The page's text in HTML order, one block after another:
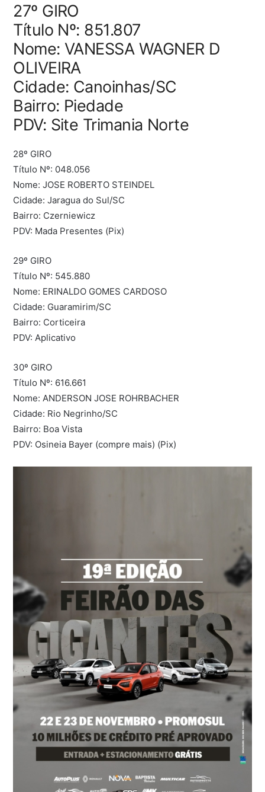
27º GIRO
Título Nº: 851.807
Nome: VANESSA WAGNER D
OLIVEIRA
Cidade: Canoinhas/SC
Bairro: Piedade
PDV: Site Trimania Norte
28º GIRO
Título Nº: 048.056
Nome: JOSE ROBERTO STEINDEL
Cidade: Jaragua do Sul/SC
Bairro: Czerniewicz
PDV: Mada Presentes (Pix)
29º GIRO
Título Nº: 545.880
Nome: ERINALDO GOMES CARDOSO
Cidade: Guaramirim/SC
Bairro: Corticeira
PDV: Aplicativo
30º GIRO
Título Nº: 616.661
Nome: ANDERSON JOSE ROHRBACHER
Cidade: Rio Negrinho/SC
Bairro: Boa Vista
PDV: Osineia Bayer (compre mais) (Pix)